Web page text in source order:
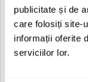
publicitate și de
care folosiți site-
informații oferite
serviciilor lor.
SPL maxim:
Presiune
stereo
Consum de
Dimensiune 20
Greutate 15 kg